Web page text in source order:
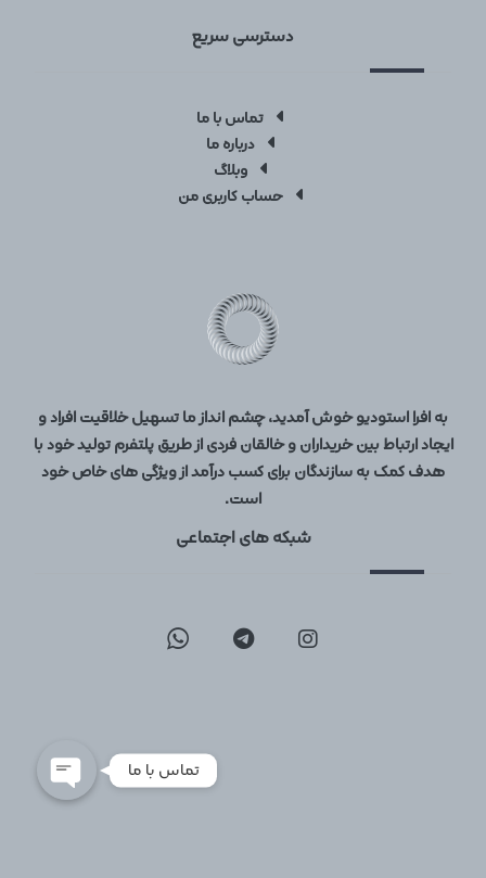
دسترسی سریع
تماس با ما
درباره ما
وبلاگ
حساب کاربری من
به افرا استودیو خوش آمدید، چشم انداز ما تسهیل خلاقیت افراد و
ایجاد ارتباط بین خریداران و خالقان فردی از طریق پلتفرم تولید خود با
هدف کمک به سازندگان برای کسب درآمد از ویژگی های خاص خود
است.
شبکه های اجتماعی
تماس با ما